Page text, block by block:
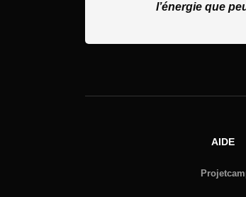
l’énergie que
AIDE